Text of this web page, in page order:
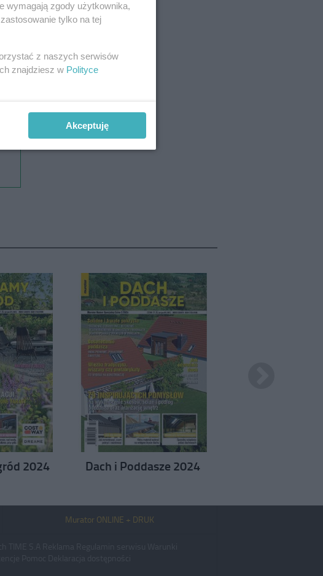
2024 Dach i Poddasze 2024
Murator ONLINE + DRUK
wymagają zgody użytkownika,
tylko na tej
z naszych serwisów
znajdziesz w Polityce
Akceptuję